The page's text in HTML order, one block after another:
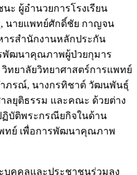
ะ ผู้อำนวยการโรงเรียน
นายแพทย์ศักดิ์ชัย กาญจน
รสำนักงานหลักประกัน
พัฒนาคุณภาพผู้ป่วยกุมาร
ทยาลัยวิทยาศาสตร์การแพทย์
ภรณ์, นางกรทิชาต์ วัฒนพันธุ์
ลยุติธรรม และคณะ ด้วยต่าง
บัติพระกรณียกิจในด้าน
ทย์ เพื่อการพัฒนาคุณภาพ
บุคคลและประชาชนร่วมลง